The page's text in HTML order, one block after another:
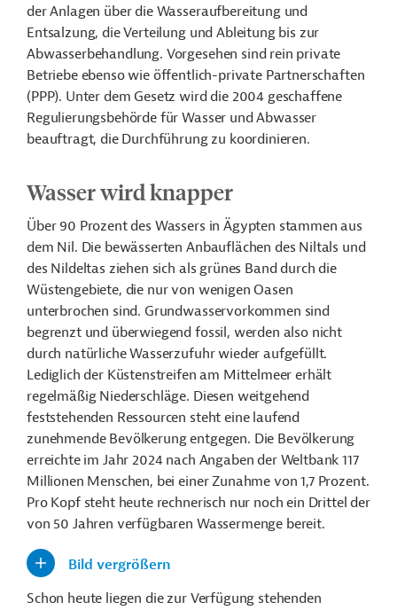
der Anlagen über die Wasseraufbereitung und
Entsalzung, die Verteilung und Ableitung bis zur
Abwasserbehandlung. Vorgesehen sind rein private
Betriebe ebenso wie öffentlich-private Partnerschaften
(PPP). Unter dem Gesetz wird die 2004 geschaffene
Regulierungsbehörde für Wasser und Abwasser
beauftragt, die Durchführung zu koordinieren.
Wasser wird knapper
Über 90 Prozent des Wassers in Ägypten stammen aus
dem Nil. Die bewässerten Anbauflächen des Niltals und
des Nildeltas ziehen sich als grünes Band durch die
Wüstengebiete, die nur von wenigen Oasen
unterbrochen sind. Grundwasservorkommen sind
begrenzt und überwiegend fossil, werden also nicht
durch natürliche Wasserzufuhr wieder aufgefüllt.
Lediglich der Küstenstreifen am Mittelmeer erhält
regelmäßig Niederschläge. Diesen weitgehend
feststehenden Ressourcen steht eine laufend
zunehmende Bevölkerung entgegen. Die Bevölkerung
erreichte im Jahr 2024 nach Angaben der Weltbank 117
Millionen Menschen, bei einer Zunahme von 1,7 Prozent.
Pro Kopf steht heute rechnerisch nur noch ein Drittel der
von 50 Jahren verfügbaren Wassermenge bereit.
Bild vergrößern
Schon heute liegen die zur Verfügung stehenden